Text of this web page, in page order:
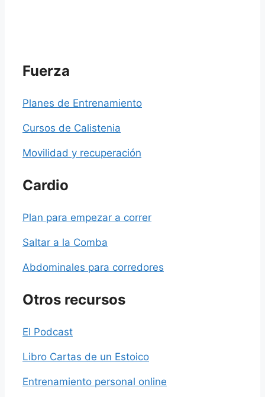
Fuerza
Planes de Entrenamiento
Cursos de Calistenia
Movilidad y recuperación
Cardio
Plan para empezar a correr
Saltar a la Comba
Abdominales para corredores
Otros recursos
El Podcast
Libro Cartas de un Estoico
Entrenamiento personal online